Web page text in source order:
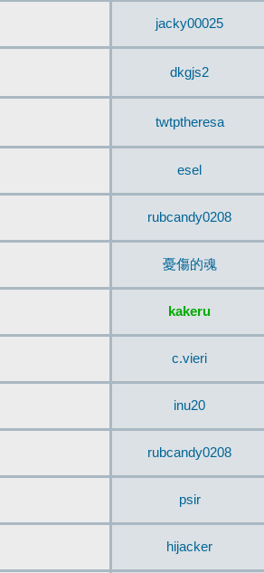
jacky00025
dkgjs2
twtptheresa
esel
rubcandy0208
憂傷的魂
kakeru
c.vieri
inu20
rubcandy0208
psir
hijacker